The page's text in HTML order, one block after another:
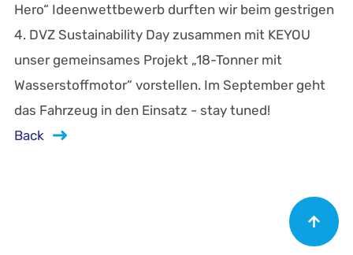
Hero“ Ideenwettbewerb durften wir beim gestrigen
4. DVZ Sustainability Day zusammen mit KEYOU
unser gemeinsames Projekt „18-Tonner mit
Wasserstoffmotor“ vorstellen. Im September geht
das Fahrzeug in den Einsatz - stay tuned!
Back